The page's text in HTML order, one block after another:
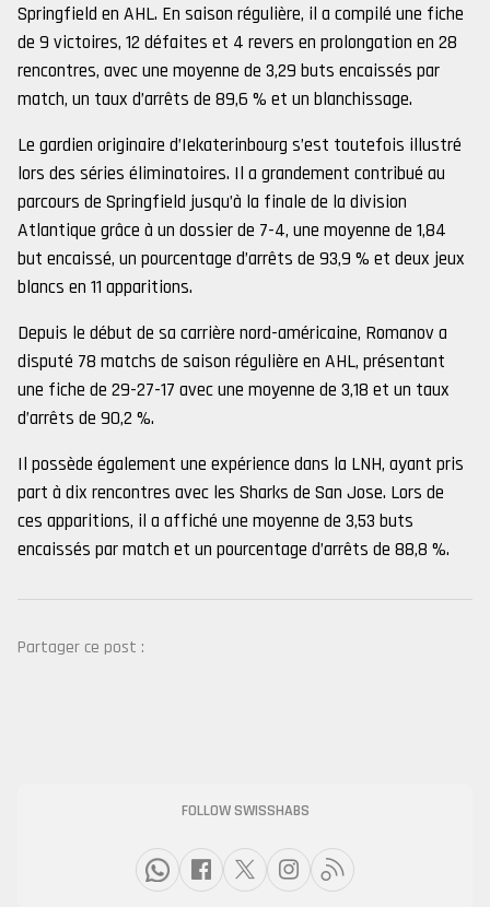
Springfield en AHL. En saison régulière, il a compilé une fiche
de 9 victoires, 12 défaites et 4 revers en prolongation en 28
rencontres, avec une moyenne de 3,29 buts encaissés par
match, un taux d’arrêts de 89,6 % et un blanchissage.
Le gardien originaire d’Iekaterinbourg s’est toutefois illustré
lors des séries éliminatoires. Il a grandement contribué au
parcours de Springfield jusqu’à la finale de la division
Atlantique grâce à un dossier de 7-4, une moyenne de 1,84
but encaissé, un pourcentage d’arrêts de 93,9 % et deux jeux
blancs en 11 apparitions.
Depuis le début de sa carrière nord-américaine, Romanov a
disputé 78 matchs de saison régulière en AHL, présentant
une fiche de 29-27-17 avec une moyenne de 3,18 et un taux
d’arrêts de 90,2 %.
Il possède également une expérience dans la LNH, ayant pris
part à dix rencontres avec les Sharks de San Jose. Lors de
ces apparitions, il a affiché une moyenne de 3,53 buts
encaissés par match et un pourcentage d’arrêts de 88,8 %.
Partager ce post :
FOLLOW SWISSHABS